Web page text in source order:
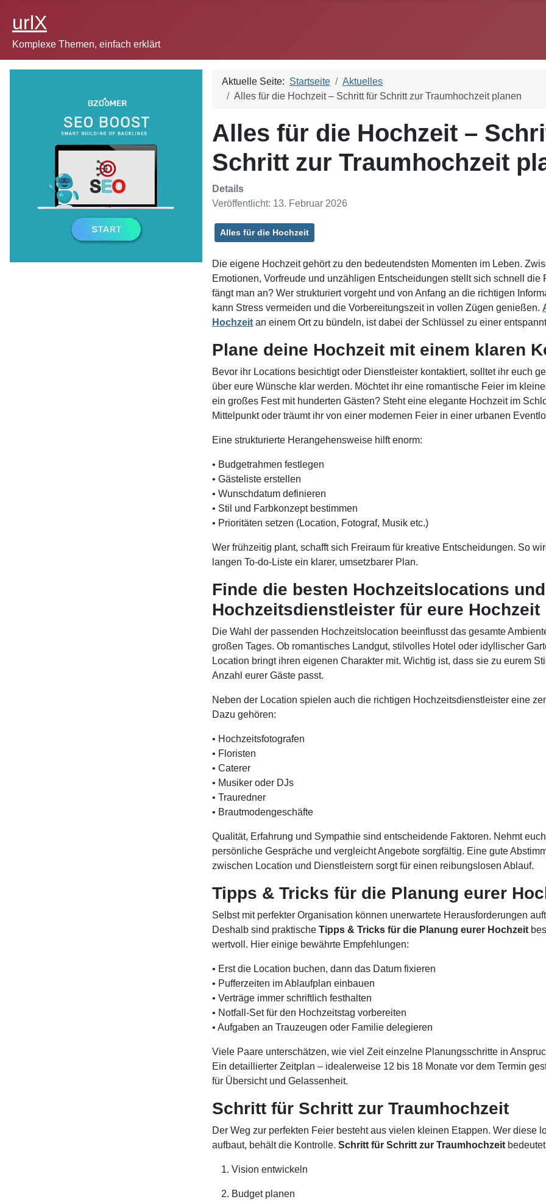
urlX
Komplexe Themen, einfach erklärt
Aktuelle Seite: Startseite
Aktuelles
Alles für die Hochzeit – Schritt für Schritt zur Traumhochzeit planen
Alles für die Hochzeit –
Schritt zur Traumhochzeit
Details
Veröffentlicht: 13. Februar 2026
Alles für die Hochzeit
Die eigene Hochzeit gehört zu den bedeutendsten Momenten im Leben.
Emotionen, Vorfreude und unzähligen Entscheidungen stellt sich schnell die
fängt man an? Wer strukturiert vorgeht und von Anfang an die richtigen
kann Stress vermeiden und die Vorbereitungszeit in vollen Zügen genießen.
Hochzeit an einem Ort zu bündeln, ist dabei der Schlüssel zu einer
Plane deine Hochzeit mit einem klaren
Bevor ihr Locations besichtigt oder Dienstleister kontaktiert, solltet ihr euch
über eure Wünsche klar werden. Möchtet ihr eine romantische Feier im
ein großes Fest mit hunderten Gästen? Steht eine elegante Hochzeit im
Mittelpunkt oder träumt ihr von einer modernen Feier in einer urbanen
Eine strukturierte Herangehensweise hilft enorm:
• Budgetrahmen festlegen
• Gästeliste erstellen
• Wunschdatum definieren
• Stil und Farbkonzept bestimmen
• Prioritäten setzen (Location, Fotograf, Musik etc.)
Wer frühzeitig plant, schafft sich Freiraum für kreative Entscheidungen. So
langen To-do-Liste ein klarer, umsetzbarer Plan.
Finde die besten Hochzeitslocations und
Hochzeitsdienstleister für eure Hochzeit
Die Wahl der passenden Hochzeitslocation beeinflusst das gesamte
großen Tages. Ob romantisches Landgut, stilvolles Hotel oder idyllischer
Location bringt ihren eigenen Charakter mit. Wichtig ist, dass sie zu eurem
Anzahl eurer Gäste passt.
Neben der Location spielen auch die richtigen Hochzeitsdienstleister eine
Dazu gehören:
• Hochzeitsfotografen
• Floristen
• Caterer
• Musiker oder DJs
• Trauredner
• Brautmodengeschäfte
Qualität, Erfahrung und Sympathie sind entscheidende Faktoren. Nehmt
persönliche Gespräche und vergleicht Angebote sorgfältig. Eine gute
zwischen Location und Dienstleistern sorgt für einen reibungslosen Ablauf.
Tipps & Tricks für die Planung eurer
Selbst mit perfekter Organisation können unerwartete Herausforderungen
Deshalb sind praktische Tipps & Tricks für die Planung eurer Hochzeit
wertvoll. Hier einige bewährte Empfehlungen:
• Erst die Location buchen, dann das Datum fixieren
• Pufferzeiten im Ablaufplan einbauen
• Verträge immer schriftlich festhalten
• Notfall-Set für den Hochzeitstag vorbereiten
• Aufgaben an Trauzeugen oder Familie delegieren
Viele Paare unterschätzen, wie viel Zeit einzelne Planungsschritte in
Ein detaillierter Zeitplan – idealerweise 12 bis 18 Monate vor dem Termin
für Übersicht und Gelassenheit.
Schritt für Schritt zur Traumhochzeit
Der Weg zur perfekten Feier besteht aus vielen kleinen Etappen. Wer diese
aufbaut, behält die Kontrolle. Schritt für Schritt zur Traumhochzeit
Vision entwickeln
Budget planen